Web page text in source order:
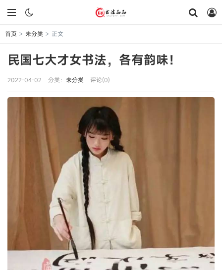
首页 > 未分类 > 正文
民国七大才女书法，各有韵味！
2022-04-02 分类： 未分类 评论(0)